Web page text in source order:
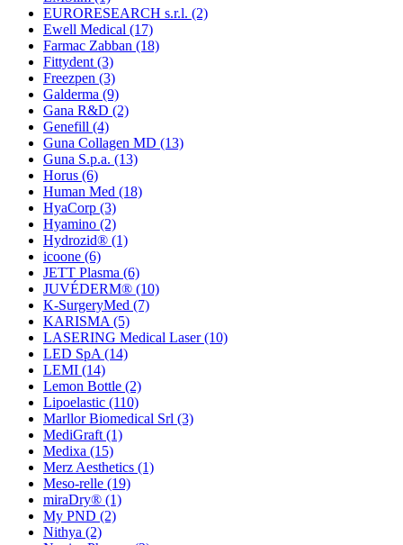
EURORESEARCH s.r.l. (2)
Ewell Medical (17)
Farmac Zabban (18)
Fittydent (3)
Freezpen (3)
Galderma (9)
Gana R&D (2)
Genefill (4)
Guna Collagen MD (13)
Guna S.p.a. (13)
Horus (6)
Human Med (18)
HyaCorp (3)
Hyamino (2)
Hydrozid® (1)
icoone (6)
JETT Plasma (6)
JUVÉDERM® (10)
K-SurgeryMed (7)
KARISMA (5)
LASERING Medical Laser(10)
LED SpA (14)
LEMI (14)
Lemon Bottle (2)
Lipoelastic (110)
Marllor Biomedical Srl (3)
MediGraft (1)
Medixa (15)
Merz Aesthetics (1)
Meso-relle (19)
miraDry® (1)
My PND (2)
Nithya (2)